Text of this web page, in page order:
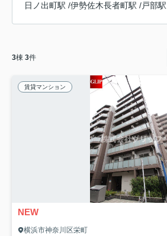
日ノ出町駅 /伊勢佐木長者町駅 /戸部駅
3棟 3件
賃貸マンション
NEW
横浜市神奈川区栄町